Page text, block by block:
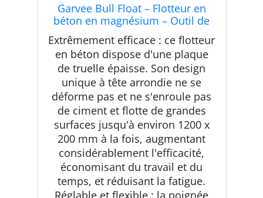
Garvee Bull Float – Flotteur en
béton en magnésium – Outil de
flotteur en béton en alliage
d'aluminium de 122 x 20,3 cm,
avec 4 poignées et support de
taureau – Kit de finition de béton
pour finition
Extrêmement efficace : ce flotteur
en béton dispose d'une plaque
de truelle épaisse. Son design
unique à tête arrondie ne se
déforme pas et ne s'enroule pas
de ciment et flotte de grandes
surfaces jusqu'à environ 1200 x
200 mm à la fois, augmentant
considérablement l'efficacité,
économisant du travail et du
temps, et réduisant la fatigue.
Réglable et flexible : la poignée